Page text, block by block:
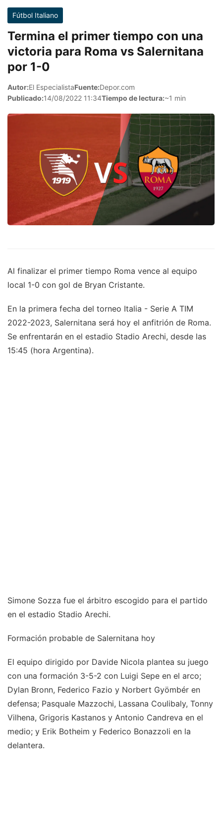
Fútbol Italiano
Termina el primer tiempo con una
victoria para Roma vs Salernitana
por 1-0
Autor:El EspecialistaFuente:Depor.com
Publicado:14/08/2022 11:34Tiempo de lectura:~1 min
Al finalizar el primer tiempo Roma vence al equipo
local 1-0 con gol de Bryan Cristante.
En la primera fecha del torneo Italia - Serie A TIM
2022-2023, Salernitana será hoy el anfitrión de Roma.
Se enfrentarán en el estadio Stadio Arechi, desde las
15:45 (hora Argentina).
Simone Sozza fue el árbitro escogido para el partido
en el estadio Stadio Arechi.
Formación probable de Salernitana hoy
El equipo dirigido por Davide Nicola plantea su juego
con una formación 3-5-2 con Luigi Sepe en el arco;
Dylan Bronn, Federico Fazio y Norbert Gyömbér en
defensa; Pasquale Mazzochi, Lassana Coulibaly, Tonny
Vilhena, Grigoris Kastanos y Antonio Candreva en el
medio; y Erik Botheim y Federico Bonazzoli en la
delantera.